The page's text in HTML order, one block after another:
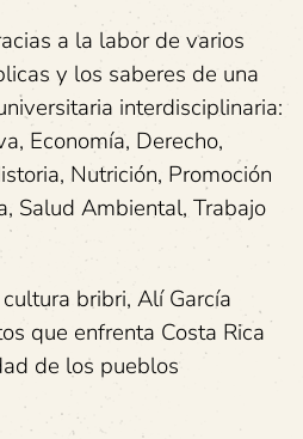
a la labor de varios
y los saberes de una
interdisciplinaria:
Economía, Derecho,
Nutrición, Promoción
Salud Ambiental, Trabajo
bribri, Alí García
que enfrenta Costa Rica
de los pueblos